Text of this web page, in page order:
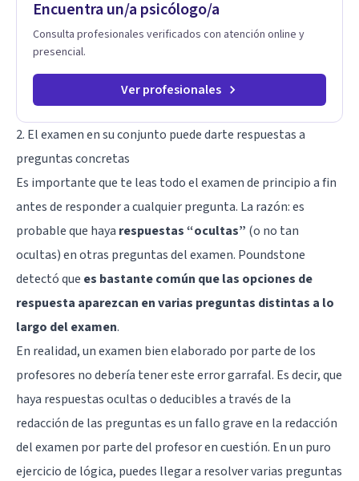
a superar experiencias traumáticas y mejorar tu calidad de
vida. Tratamiento de Adicciones.
Encuentra un/a psicólogo/a
Consulta profesionales verificados con atención online y
presencial.
Ver profesionales
2. El examen en su conjunto puede darte respuestas a
preguntas concretas
Es importante que te leas todo el examen de principio a fin
antes de responder a cualquier pregunta. La razón: es
probable que haya respuestas “ocultas” (o no tan
ocultas) en otras preguntas del examen. Poundstone
detectó que es bastante común que las opciones de
respuesta aparezcan en varias preguntas distintas a lo
largo del examen.
En realidad, un examen bien elaborado por parte de los
profesores no debería tener este error garrafal. Es decir, que
haya respuestas ocultas o deducibles a través de la
redacción de las preguntas es un fallo grave en la redacción
del examen por parte del profesor en cuestión. En un puro
ejercicio de lógica, puedes llegar a resolver varias preguntas